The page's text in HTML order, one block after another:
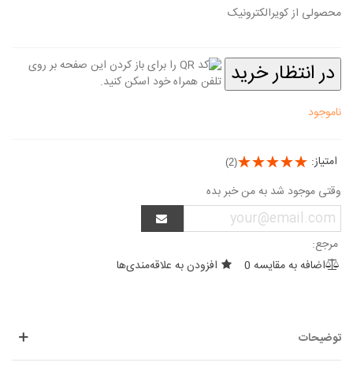
محصولی از کویرالکترونیک
در انتظار خرید
ناموجود
امتیاز: (2)
وقتی موجود شد به من خبر بده
مرجع:
اضافه به مقایسه 0 افزودن به علاقه‌مندی‌ها
توضیحات